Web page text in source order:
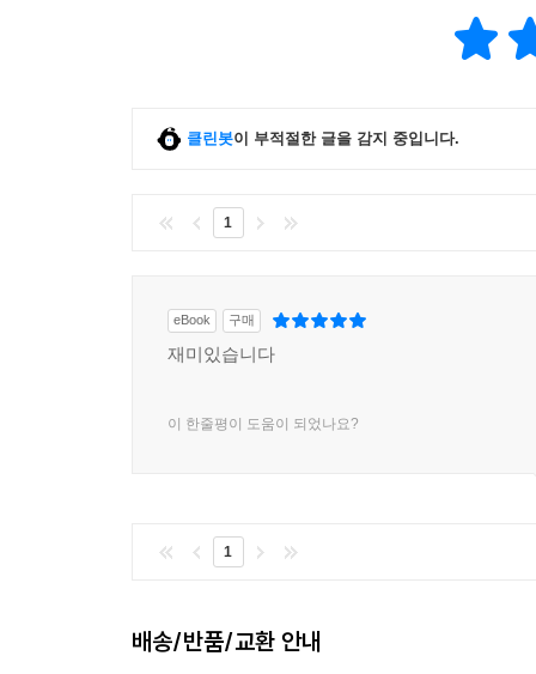
클린봇이 부적절한 글을 감지 중입니다.
1
eBook 구매
재미있습니다
이 한줄평이 도움이 되었나요?
1
배송/반품/교환 안내